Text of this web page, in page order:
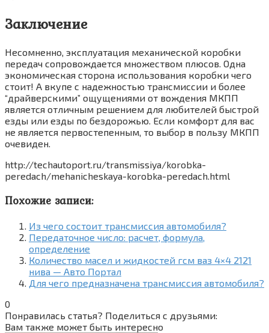
Заключение
Несомненно, эксплуатация механической коробки
передач сопровождается множеством плюсов. Одна
экономическая сторона использования коробки чего
стоит! А вкупе с надежностью трансмиссии и более
“драйверскими” ощущениями от вождения МКПП
является отличным решением для любителей быстрой
езды или езды по бездорожью. Если комфорт для вас
не является первостепенным, то выбор в пользу МКПП
очевиден.
http://techautoport.ru/transmissiya/korobka-
peredach/mehanicheskaya-korobka-peredach.html
Похожие записи:
Из чего состоит трансмиссия автомобиля?
Передаточное число: расчет, формула,
определение
Количество масел и жидкостей гсм ваз 4×4 2121
нива — Авто Портал
Для чего предназначена трансмиссия автомобиля?
0
Понравилась статья? Поделиться с друзьями:
Вам также может быть интересно